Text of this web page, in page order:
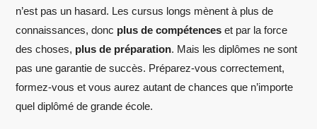
n’est pas un hasard. Les cursus longs mènent à plus de
connaissances, donc plus de compétences et par la force
des choses, plus de préparation. Mais les diplômes ne sont
pas une garantie de succès. Préparez-vous correctement,
formez-vous et vous aurez autant de chances que n’importe
quel diplômé de grande école.